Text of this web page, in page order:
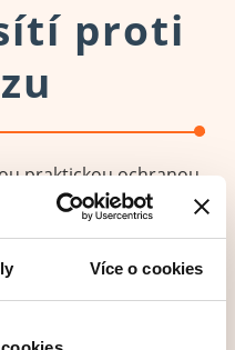
Více o cookies
proti
praktickou ochranou
hmyzem.
kvete spousta druhů
i pylové částice,
domu či bytu.